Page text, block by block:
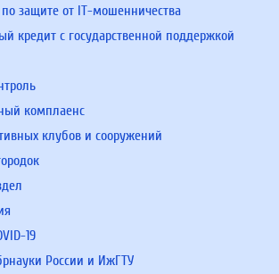
защите от IT-мошенничества
кредит с государственной поддержкой
комплаенс
клубов и сооружений
19
России и ИжГТУ